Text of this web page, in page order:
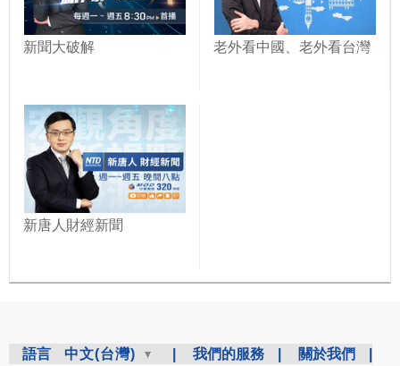
新聞大破解 老外看中國、老外看台灣
新唐人財經新聞
語言 中文(台灣) 我們的服務 關於我們